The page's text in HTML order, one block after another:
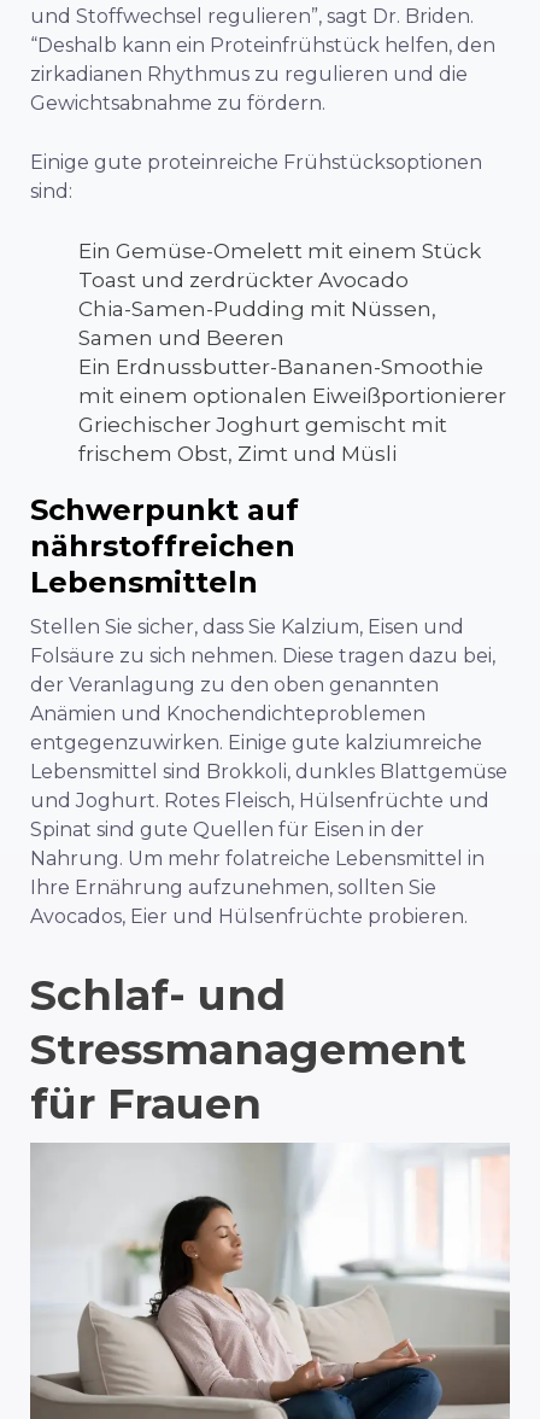
und Stoffwechsel regulieren”, sagt Dr. Briden.
“Deshalb kann ein Proteinfrühstück helfen, den
zirkadianen Rhythmus zu regulieren und die
Gewichtsabnahme zu fördern.
Einige gute proteinreiche Frühstücksoptionen
sind:
Ein Gemüse-Omelett mit einem Stück
Toast und zerdrückter Avocado
Chia-Samen-Pudding mit Nüssen,
Samen und Beeren
Ein Erdnussbutter-Bananen-Smoothie
mit einem optionalen Eiweißportionierer
Griechischer Joghurt gemischt mit
frischem Obst, Zimt und Müsli
Schwerpunkt auf
nährstoffreichen
Lebensmitteln
Stellen Sie sicher, dass Sie Kalzium, Eisen und
Folsäure zu sich nehmen. Diese tragen dazu bei,
der Veranlagung zu den oben genannten
Anämien und Knochendichteproblemen
entgegenzuwirken. Einige gute kalziumreiche
Lebensmittel sind Brokkoli, dunkles Blattgemüse
und Joghurt. Rotes Fleisch, Hülsenfrüchte und
Spinat sind gute Quellen für Eisen in der
Nahrung. Um mehr folatreiche Lebensmittel in
Ihre Ernährung aufzunehmen, sollten Sie
Avocados, Eier und Hülsenfrüchte probieren.
Schlaf- und
Stressmanagement
für Frauen